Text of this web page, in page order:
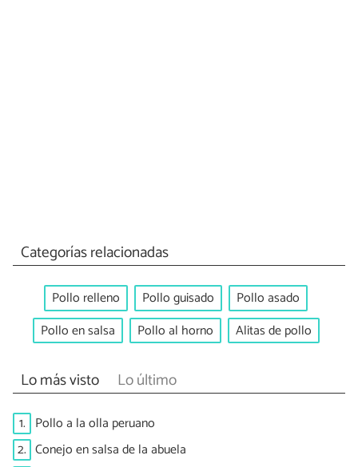
Categorías relacionadas
Pollo relleno Pollo guisado
Pollo asado
Pollo en salsa
Pollo al horno Alitas de pollo
Lo más visto Lo último
1. Pollo a la olla peruano
2. Conejo en salsa de la abuela